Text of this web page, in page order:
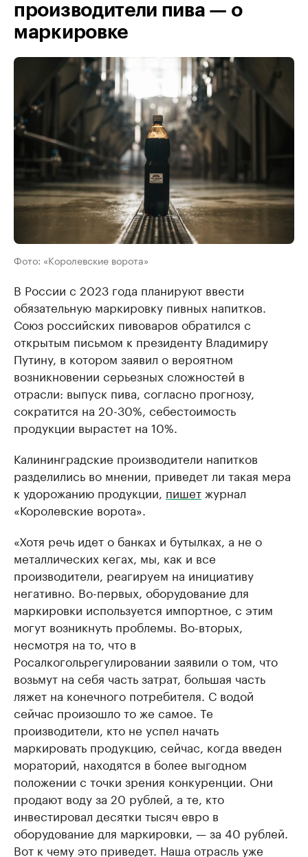
производители пива — о
маркировке
Фото: «Королевские ворота»
В России с 2023 года планируют ввести
обязательную маркировку пивных напитков.
Союз российских пивоваров обратился с
открытым письмом к президенту Владимиру
Путину, в котором заявил о вероятном
возникновении серьезных сложностей в
отрасли: выпуск пива, согласно прогнозу,
сократится на 20-30%, себестоимость
продукции вырастет на 10%.
Калининградские производители напитков
разделились во мнении, приведет ли такая мера
к удорожанию продукции, пишет журнал
«Королевские ворота».
«Хотя речь идет о банках и бутылках, а не о
металлических кегах, мы, как и все
производители, реагируем на инициативу
негативно. Во-первых, оборудование для
маркировки используется импортное, с этим
могут возникнуть проблемы. Во-вторых,
несмотря на то, что в
Росалкогольрегулировании заявили о том, что
возьмут на себя часть затрат, большая часть
ляжет на конечного потребителя. С водой
сейчас произошло то же самое. Те
производители, кто не успел начать
маркировать продукцию, сейчас, когда введен
мораторий, находятся в более выгодном
положении с точки зрения конкуренции. Они
продают воду за 20 рублей, а те, кто
инвестировал десятки тысяч евро в
оборудование для маркировки, — за 40 рублей.
Вот к чему это приведет. Наша отрасль уже